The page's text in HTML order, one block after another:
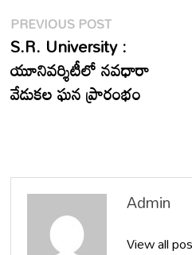
Post
navigation
PREVIOUS POSTPrevious
post:
S.R. University :
యూనివర్శిటీలో న‌వధారా
వేడుక‌ల ఘ‌న ప్రారంభం
Admin
View all